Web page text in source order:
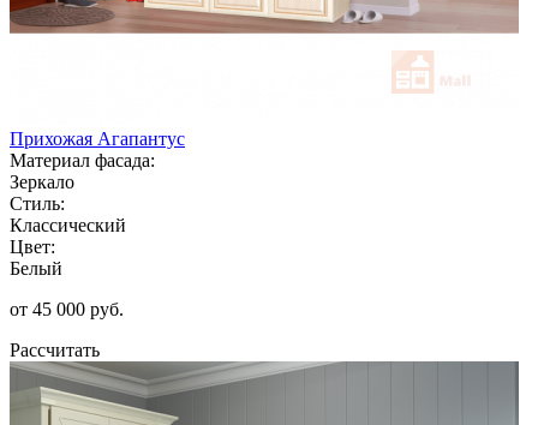
Прихожая Агапантус
Материал фасада:
Зеркало
Стиль:
Классический
Цвет:
Белый
от 45 000 руб.
Рассчитать